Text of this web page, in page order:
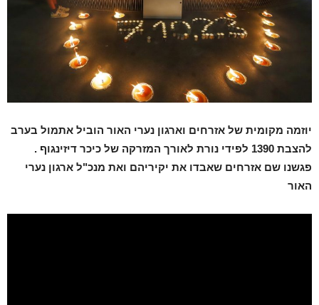
יוזמה מקומית של אזרחים וארגון נערי האור הוביל אתמול בערב
להצבת 1390 לפידי נורת לאורך המזרקה של כיכר דיזינגוף .
פגשנו שם אזרחים שאבדו את יקיריהם ואת מנכ"ל ארגון נערי
האור